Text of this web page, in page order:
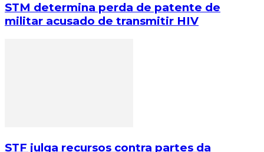
STM determina perda de patente de
militar acusado de transmitir HIV
STF julga recursos contra partes da